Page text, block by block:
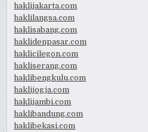
haklijakarta.com
haklilangsa.com
haklisabang.com
haklidenpasar.com
haklicilegon.com
hakliserang.com
haklibengkulu.com
haklijogja.com
haklijambi.com
haklibandung.com
haklibekasi.com